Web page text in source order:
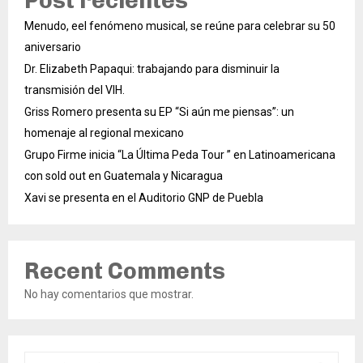
Menudo, eel fenómeno musical, se reúne para celebrar su 50
aniversario
Dr. Elizabeth Papaqui: trabajando para disminuir la
transmisión del VIH.
Griss Romero presenta su EP “Si aún me piensas”: un
homenaje al regional mexicano
Grupo Firme inicia “La Última Peda Tour ” en Latinoamericana
con sold out en Guatemala y Nicaragua
Xavi se presenta en el Auditorio GNP de Puebla
Recent Comments
No hay comentarios que mostrar.